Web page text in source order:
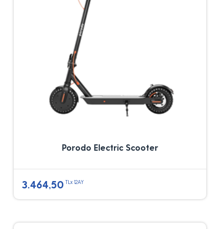
Porodo Electric Scooter
3.464,50 TLx 12AY